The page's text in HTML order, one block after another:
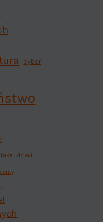
cyber
dzieci